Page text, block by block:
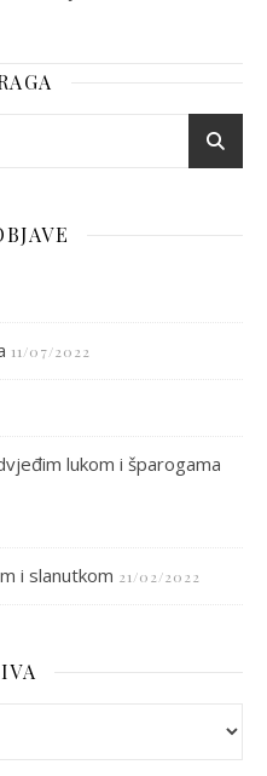
11/07/2022
lukom i šparogama
i slanutkom 21/02/2022